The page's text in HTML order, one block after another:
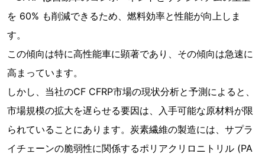
を 60% も削減できるため、燃料効率と性能が向上しま
す。
この傾向は特に高性能車に顕著であり、その傾向は急速に
高まっています。
しかし、当社のCF CFRP市場の現状分析と予測によると、
市場規模の拡大を遅らせる要因は、入手可能な原材料が限
られていることにあります。炭素繊維の製造には、サプラ
イチェーンの脆弱性に関係するポリアクリロニトリル (PA